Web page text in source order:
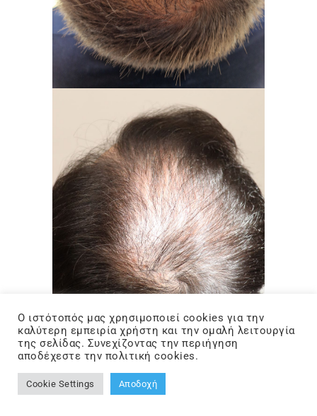
Ο ιστότοπός μας χρησιμοποιεί cookies για την
καλύτερη εμπειρία χρήστη και την ομαλή λειτουργία
της σελίδας. Συνεχίζοντας την περιήγηση
αποδέχεστε την πολιτική cookies.
Cookie Settings Αποδοχή